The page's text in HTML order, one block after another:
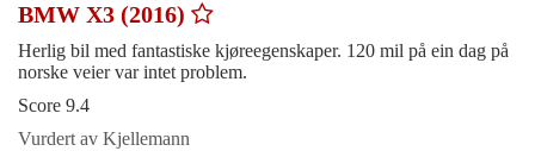
BMW X3 (2016)
Herlig bil med fantastiske kjøreegenskaper. 120 mil på ein dag på
norske veier var intet problem.
Score 9.4
Vurdert av Kjellemann